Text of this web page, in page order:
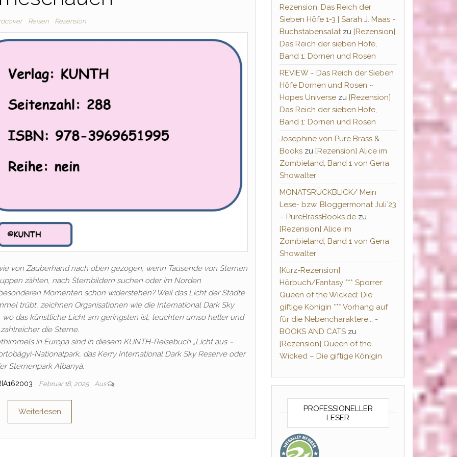
Reisen Rezension
von Zauberhand nach oben gezogen, wenn Tausende von Sternen
zählen, nach Sternbildern suchen oder im Norden
Momenten schon widerstehen? Weil das Licht der Städte
trübt, zeichnen Organisationen wie die International Dark Sky
das künstliche Licht am geringsten ist, leuchten umso heller und
zahlreicher die Sterne.
in Europa sind in diesem KUNTH-Reisebuch „Licht aus –
Nationalpark, das Kerry International Dark Sky Reserve oder
Sternenpark Albanyà.
Februar 18, 2025 Aus
Weiterlesen
Rezension: Das Reich der
Sieben Höfe 1-3 | Sarah J. Maas -
Buchstabensalatzu [Rezension]
Das Reich der sieben Höfe,
Band 1: Dornen und Rosen
REVIEW ~ Das Reich der Sieben
Höfe Dornen und Rosen ~
Hopes Universezu [Rezension]
Das Reich der sieben Höfe,
Band 1: Dornen und Rosen
Josephine von Pure Brass &
Bookszu [Rezension] Alice im
Zombieland, Band 1 von Gena
Showalter
MONATSRÜCKBLICK/ Mein
Lese- bzw. Bloggermonat Juli´23
– PureBrassBooks.dezu
[Rezension] Alice im
Zombieland, Band 1 von Gena
Showalter
[Kurz-Rezension]
Hörbuch/Fantasy *** Sporrer:
Queen of the Wicked: Die
giftige Königin *** Vorhang auf
für die Nebencharaktere... -
BOOKS AND CATSzu
[Rezension] Queen of the
Wicked – Die giftige Königin
PROFESSIONELLER
LESER